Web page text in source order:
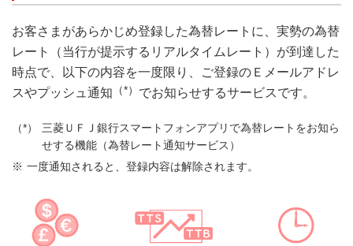
お客さまがあらかじめ登録した為替レートに、実勢の為替
レート（当行が提示するリアルタイムレート）が到達した
時点で、以下の内容を一度限り、ご登録のＥメールアドレ
スやプッシュ通知 （*） でお知らせするサービスです。
三菱ＵＦＪ銀行スマートフォンアプリで為替レートをお知ら
せする機能（為替レート通知サービス）
一度通知されると、登録内容は解除されます。